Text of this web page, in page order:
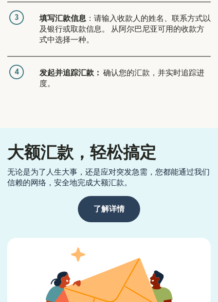
3 填写汇款信息 ：请输入收款人的姓名、联系方式以
及银行或取款信息。 从阿尔巴尼亚可用的收款方
式中选择一种。
4 发起并追踪汇款： 确认您的汇款，并实时追踪进
度。
大额汇款，轻松搞定
无论是为了人生大事，还是应对突发急需，您都能通过我们
信赖的网络，安全地完成大额汇款。
了解详情